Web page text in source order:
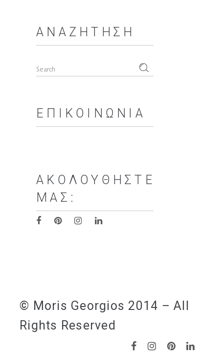
ΑΝΑΖΉΤΗΣΗ
Search
ΕΠΙΚΟΙΝΩΝΊΑ
ΑΚΟΛΟΥΘΉΣΤΕ
ΜΑΣ:
© Moris Georgios 2014 – All
Rights Reserved